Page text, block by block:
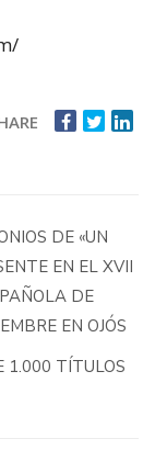
DE «UN
EN EL XVII
DE
EN OJÓS
1.000 TÍTULOS